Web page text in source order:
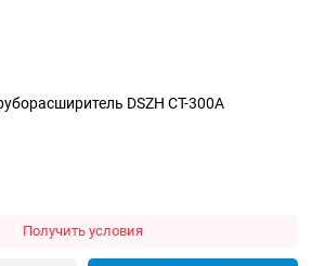
DSZH СТ-300А
Получить условия